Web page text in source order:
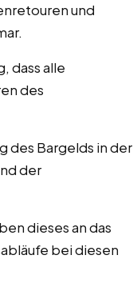
und
dass alle
des
des Bargelds in der
der
dieses an das
bei diesen